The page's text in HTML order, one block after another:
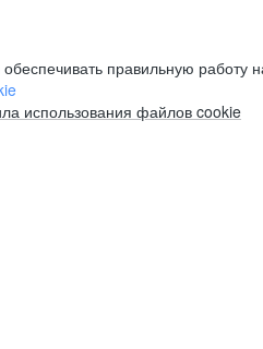
правильную работу
использования файлов cookie